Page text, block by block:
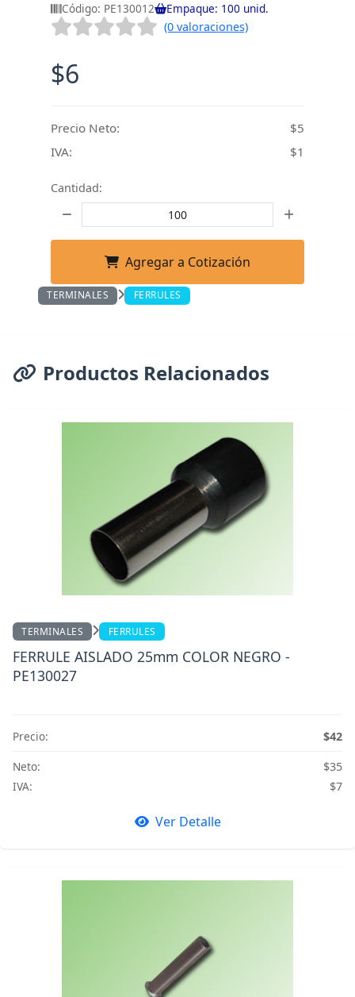
Código: PE130012
Empaque: 100 unid.
(0 valoraciones)
$6
Precio Neto:
$5
IVA:
$1
Cantidad:
Agregar a Cotización
TERMINALES FERRULES
Productos Relacionados
TERMINALES FERRULES
FERRULE AISLADO 25mm COLOR NEGRO -
PE130027
Precio:
$42
Neto:
$35
IVA:
$7
Ver Detalle